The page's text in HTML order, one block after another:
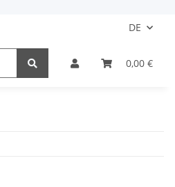
DE
0,00 €
Damen Kinder